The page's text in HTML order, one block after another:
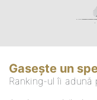
Gasește un
Ranking-ul îi